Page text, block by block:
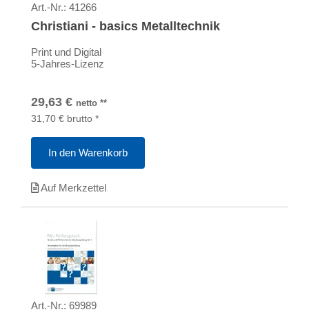
Art.-Nr.: 41266
Christiani - basics Metalltechnik
Print und Digital
5-Jahres-Lizenz
29,63 € netto **
31,70 € brutto *
In den Warenkorb
Auf Merkzettel
Art.-Nr.: 69989